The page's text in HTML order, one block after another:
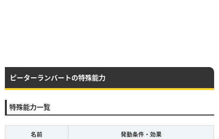
ピーターランバートの特殊能力
特殊能力一覧
名前 発動条件・効果